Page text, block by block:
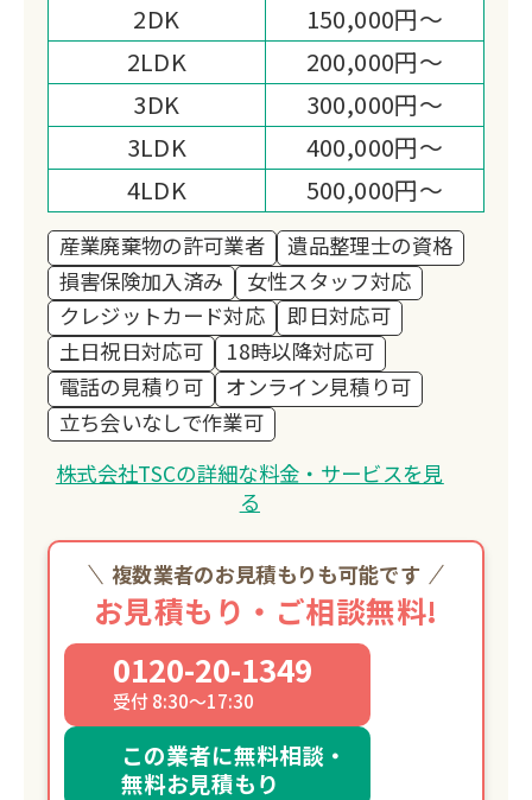
2DK
150,000円～
2LDK
200,000円～
3DK
300,000円～
3LDK
400,000円～
4LDK
500,000円～
産業廃棄物の許可業者
遺品整理士の資格
損害保険加入済み
女性スタッフ対応
クレジットカード対応
即日対応可
土日祝日対応可
18時以降対応可
電話の見積り可
オンライン見積り可
立ち会いなしで作業可
株式会社TSCの詳細な料金・サービスを見
る
複数業者のお見積もりも可能です
お見積もり・ご相談無料!
0120-20-1349
受付 8:30～17:30
この業者に無料相談・
無料お見積もり